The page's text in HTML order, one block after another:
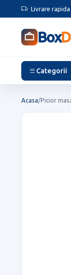
Livrare rapida
Box
Categorii
Acasa/Picior